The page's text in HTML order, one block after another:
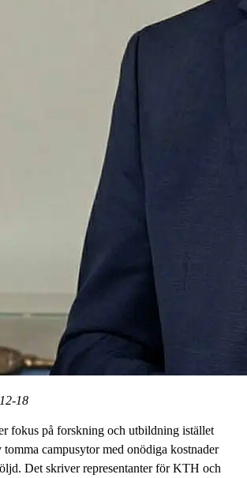
18
fokus på forskning och utbildning istället
campusytor med onödiga kostnader
Det skriver representanter för KTH och